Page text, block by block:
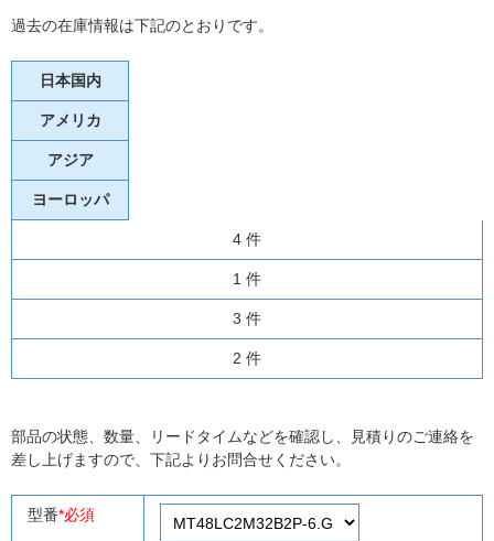
過去の在庫情報は下記のとおりです。
日本国内
アメリカ
アジア
ヨーロッパ
4 件
1 件
3 件
2 件
部品の状態、数量、リードタイムなどを確認し、見積りのご連絡を
差し上げますので、下記よりお問合せください。
型番*必須